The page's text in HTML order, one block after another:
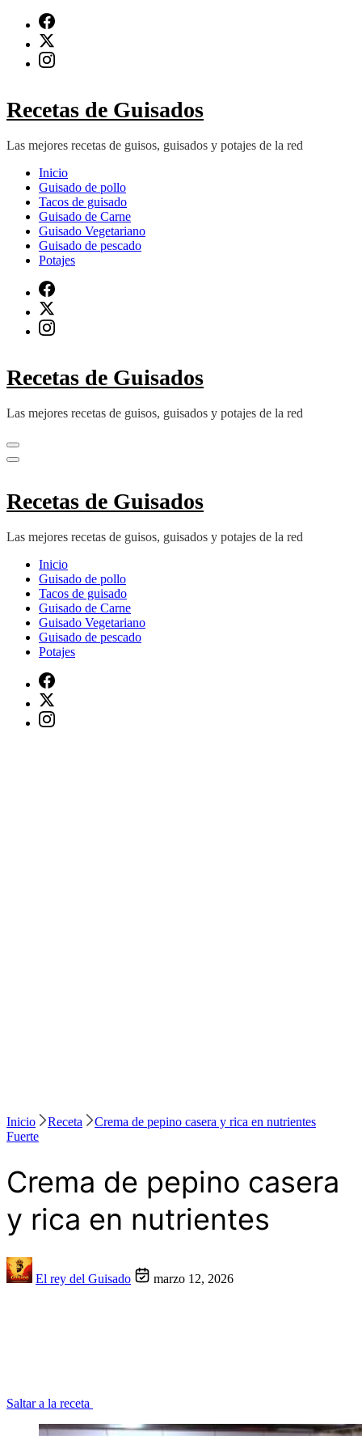
contenido
(presiona
Recetas de Guisados
Las mejores recetas de guisos, guisados y potajes de la red
Inicio
Guisado de pollo
Tacos de guisado
Guisado de Carne
Guisado Vegetariano
Guisado de pescado
Potajes
Recetas de Guisados
Las mejores recetas de guisos, guisados y potajes de la red
Recetas de Guisados
Las mejores recetas de guisos, guisados y potajes de la red
Inicio
Guisado de pollo
Tacos de guisado
Guisado de Carne
Guisado Vegetariano
Guisado de pescado
Potajes
Inicio Receta
Crema de pepino casera y rica en nutrientes
Fuerte
Crema de pepino casera
y rica en nutrientes
El rey del Guisado marzo 12, 2026
Saltar a la receta